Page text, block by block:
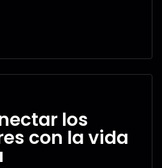
los
con la vida